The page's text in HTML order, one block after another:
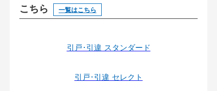
こちら
一覧はこちら
引戸･引違 スタンダード
引戸･引違 セレクト